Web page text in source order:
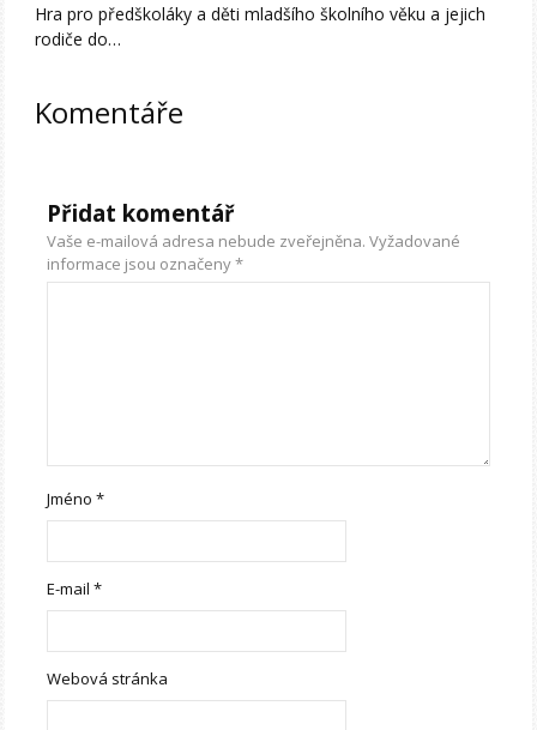
Hra pro předškoláky a děti mladšího školního věku a jejich
rodiče do…
Komentáře
Přidat komentář
Vaše e-mailová adresa nebude zveřejněna. Vyžadované
informace jsou označeny*
Jméno*
E-mail*
Webová stránka